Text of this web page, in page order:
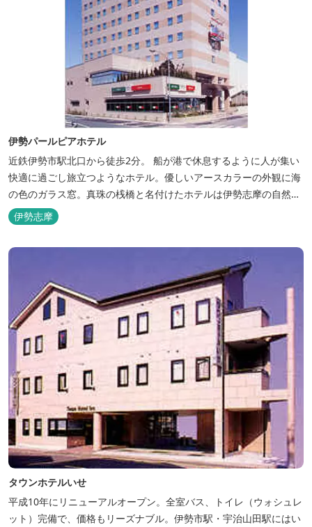
伊勢パールピアホテル
近鉄伊勢市駅北口から徒歩2分。 船が港で休息するように人が集い
快適に過ごし旅立つようなホテル。優しいアースカラーの外観に海
の色のガラス窓。真珠の桟橋と名付けたホテルは伊勢志摩の自然保
護への思いか省エネルギーへの工夫と設備を備えています。 和食・
イタリアンレストランがございます。 また、宿泊のお客様は途中出
入り自由立体駐車場を無料でお使いいただけます。
伊勢志摩
タウンホテルいせ
平成10年にリニューアルオープン。全室バス、トイレ（ウォシュレ
ット）完備で、価格もリーズナブル。伊勢市駅・宇治山田駅にはい